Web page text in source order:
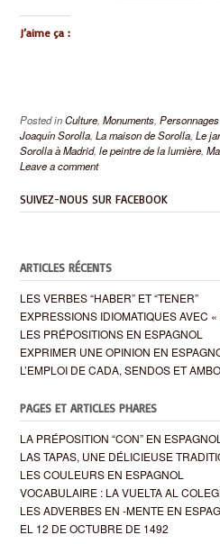
J’aime ça :
Posted inCulture, Monuments, Personnages
Joaquín Sorolla, La maison de Sorolla, Le
Sorolla à Madrid, le peintre de la lumière,
Leave a comment
SUIVEZ-NOUS SUR FACEBOOK
ARTICLES RÉCENTS
LES VERBES “HABER” ET “TENER”
EXPRESSIONS IDIOMATIQUES AVEC
LES PRÉPOSITIONS EN ESPAGNOL
EXPRIMER UNE OPINION EN
L’EMPLOI DE CADA, SENDOS ET
PAGES ET ARTICLES PHARES
LA PRÉPOSITION “CON” EN ESPAGNOL
LAS TAPAS, UNE DÉLICIEUSE
LES COULEURS EN ESPAGNOL
VOCABULAIRE : LA VUELTA AL
LES ADVERBES EN -MENTE EN
EL 12 DE OCTUBRE DE 1492